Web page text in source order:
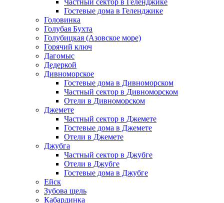
Частный сектор в Геленджике
Гостевые дома в Геленджике
Головинка
Голубая Бухта
Голубицкая (Азовское море)
Горячий ключ
Дагомыс
Дедеркой
Дивноморское
Гостевые дома в Дивноморском
Частный сектор в Дивноморском
Отели в Дивноморском
Джемете
Частный сектор в Джемете
Гостевые дома в Джемете
Отели в Джемете
Джубга
Частный сектор в Джубге
Отели в Джубге
Гостевые дома в Джубге
Ейск
Зубова щель
Кабардинка